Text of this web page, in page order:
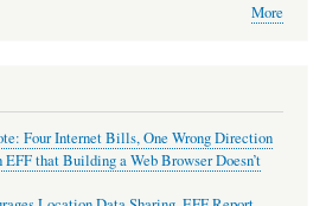
More
Four Internet Bills, One Wrong Direction
that Building a Web Browser Doesn’t